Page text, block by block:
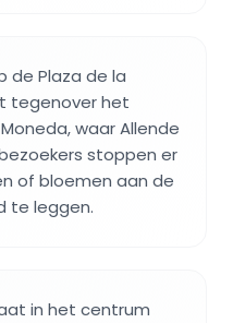
de Plaza de la
tegenover het
waar Allende
stoppen er
of bloemen aan de
te leggen.
in het centrum